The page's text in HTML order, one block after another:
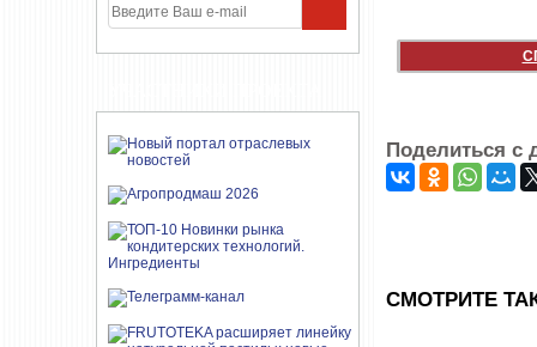
Поделиться с
CМОТРИТЕ